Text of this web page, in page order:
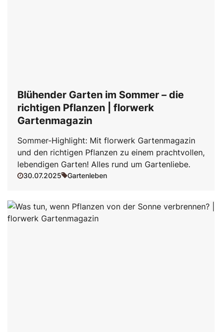
Blühender Garten im Sommer – die
richtigen Pflanzen | florwerk
Gartenmagazin
Sommer-Highlight: Mit florwerk Gartenmagazin
und den richtigen Pflanzen zu einem prachtvollen,
lebendigen Garten! Alles rund um Gartenliebe.
30.07.2025 Gartenleben